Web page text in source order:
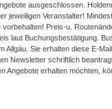
ausgeschlossen.
jeweiligen Veranstalter!
vorbehalten! Preis-u.
laut Buchungsbestätigung.
Allgäu. Sie erhalten diese E-
Newsletter schriftlich
Angebote erhalten möchten,